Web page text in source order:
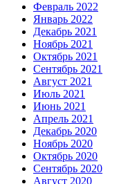
Февраль 2022
Январь 2022
Декабрь 2021
Ноябрь 2021
Октябрь 2021
Сентябрь 2021
Август 2021
Июль 2021
Июнь 2021
Апрель 2021
Декабрь 2020
Ноябрь 2020
Октябрь 2020
Сентябрь 2020
Август 2020